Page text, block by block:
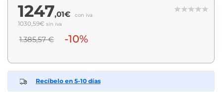
1247,01€ con iva
1030,59€ sin iva
1.385,57 € -10%
Recíbelo en 5-10 días